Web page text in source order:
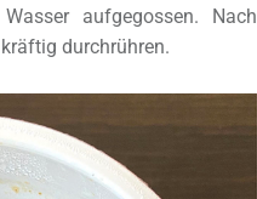
aufgegossen. Nach
durchrühren.